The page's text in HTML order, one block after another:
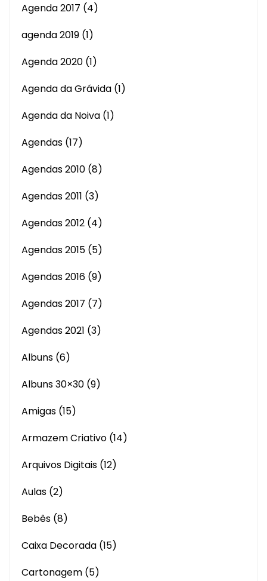
Agenda 2017 (4)
agenda 2019 (1)
Agenda 2020 (1)
Agenda da Grávida (1)
Agenda da Noiva (1)
Agendas (17)
Agendas 2010 (8)
Agendas 2011 (3)
Agendas 2012 (4)
Agendas 2015 (5)
Agendas 2016 (9)
Agendas 2017 (7)
Agendas 2021 (3)
Albuns (6)
Albuns 30×30 (9)
Amigas (15)
Armazem Criativo (14)
Arquivos Digitais (12)
Aulas (2)
Bebês (8)
Caixa Decorada (15)
Cartonagem (5)